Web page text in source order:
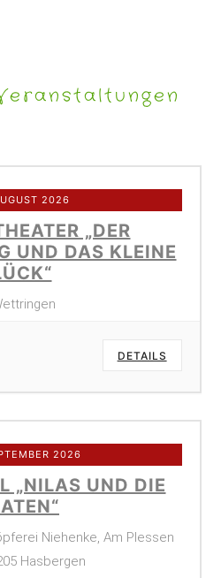
2026
„DER
UND DAS KLEINE
DETAILS
2026
„NILAS UND DIE
Niehenke, Am Plessen
Hasbergen